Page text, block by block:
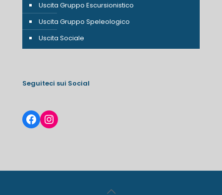
Uscita Gruppo Escursionistico
Uscita Gruppo Speleologico
Uscita Sociale
Seguiteci sui Social
Facebook
Instagram